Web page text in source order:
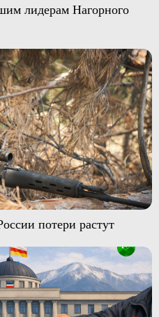
лидерам Нагорного
потери растут